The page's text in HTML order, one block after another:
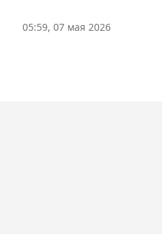
05:59, 07 мая 2026